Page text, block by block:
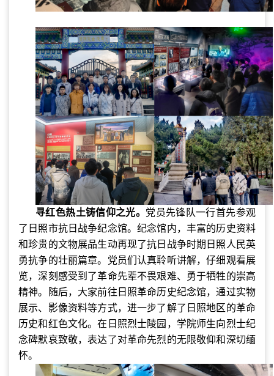
寻红色热土铸信仰之光。 党员先锋队一行首先参观
了日照市抗日战争纪念馆。纪念馆内，丰富的历史资料
和珍贵的文物展品生动再现了抗日战争时期日照人民英
勇抗争的壮丽篇章。党员们认真聆听讲解，仔细观看展
览，深刻感受到了革命先辈不畏艰难、勇于牺牲的崇高
精神。随后，大家前往日照革命历史纪念馆，通过实物
展示、影像资料等方式，进一步了解了日照地区的革命
历史和红色文化。在日照烈士陵园，学院师生向烈士纪
念碑默哀致敬，表达了对革命先烈的无限敬仰和深切缅
怀。